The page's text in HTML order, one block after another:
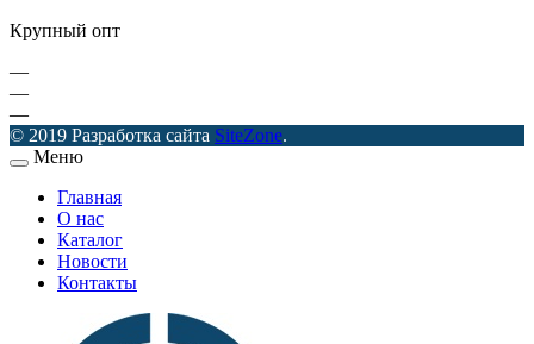
Крупный опт
—
—
—
© 2019 Разработка сайта SiteZone.
Меню
Главная
О нас
Каталог
Новости
Контакты